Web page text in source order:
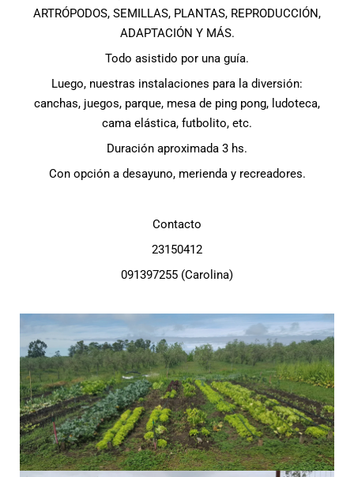
ARTRÓPODOS, SEMILLAS, PLANTAS, REPRODUCCIÓN,
ADAPTACIÓN Y MÁS.
Todo asistido por una guía.
Luego, nuestras instalaciones para la diversión:
canchas, juegos, parque, mesa de ping pong, ludoteca,
cama elástica, futbolito, etc.
Duración aproximada 3 hs.
Con opción a desayuno, merienda y recreadores.
Contacto
23150412
091397255 (Carolina)